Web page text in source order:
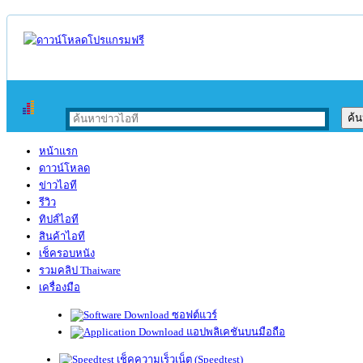
หน้าแรก
ดาวน์โหลด
ข่าวไอที
รีวิว
ทิปส์ไอที
สินค้าไอที
เช็ครอบหนัง
รวมคลิป Thaiware
เครื่องมือ
ซอฟต์แวร์
แอปพลิเคชันบนมือถือ
เช็คความเร็วเน็ต (Speedtest)